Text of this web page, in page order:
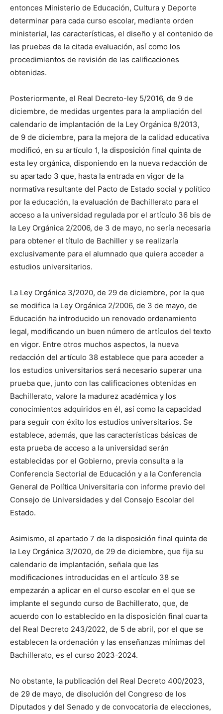
entonces Ministerio de Educación, Cultura y Deporte
determinar para cada curso escolar, mediante orden
ministerial, las características, el diseño y el contenido de
las pruebas de la citada evaluación, así como los
procedimientos de revisión de las calificaciones
obtenidas.
Posteriormente, el Real Decreto-ley 5/2016, de 9 de
diciembre, de medidas urgentes para la ampliación del
calendario de implantación de la Ley Orgánica 8/2013,
de 9 de diciembre, para la mejora de la calidad educativa
modificó, en su artículo 1, la disposición final quinta de
esta ley orgánica, disponiendo en la nueva redacción de
su apartado 3 que, hasta la entrada en vigor de la
normativa resultante del Pacto de Estado social y político
por la educación, la evaluación de Bachillerato para el
acceso a la universidad regulada por el artículo 36 bis de
la Ley Orgánica 2/2006, de 3 de mayo, no sería necesaria
para obtener el título de Bachiller y se realizaría
exclusivamente para el alumnado que quiera acceder a
estudios universitarios.
La Ley Orgánica 3/2020, de 29 de diciembre, por la que
se modifica la Ley Orgánica 2/2006, de 3 de mayo, de
Educación ha introducido un renovado ordenamiento
legal, modificando un buen número de artículos del texto
en vigor. Entre otros muchos aspectos, la nueva
redacción del artículo 38 establece que para acceder a
los estudios universitarios será necesario superar una
prueba que, junto con las calificaciones obtenidas en
Bachillerato, valore la madurez académica y los
conocimientos adquiridos en él, así como la capacidad
para seguir con éxito los estudios universitarios. Se
establece, además, que las características básicas de
esta prueba de acceso a la universidad serán
establecidas por el Gobierno, previa consulta a la
Conferencia Sectorial de Educación y a la Conferencia
General de Política Universitaria con informe previo del
Consejo de Universidades y del Consejo Escolar del
Estado.
Asimismo, el apartado 7 de la disposición final quinta de
la Ley Orgánica 3/2020, de 29 de diciembre, que fija su
calendario de implantación, señala que las
modificaciones introducidas en el artículo 38 se
empezarán a aplicar en el curso escolar en el que se
implante el segundo curso de Bachillerato, que, de
acuerdo con lo establecido en la disposición final cuarta
del Real Decreto 243/2022, de 5 de abril, por el que se
establecen la ordenación y las enseñanzas mínimas del
Bachillerato, es el curso 2023-2024.
No obstante, la publicación del Real Decreto 400/2023,
de 29 de mayo, de disolución del Congreso de los
Diputados y del Senado y de convocatoria de elecciones,